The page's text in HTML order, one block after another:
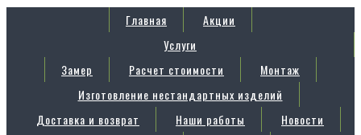
Главная
Акции
Услуги
Замер
Расчет стоимости
Монтаж
Изготовление нестандартных изделий
Доставка и возврат
Наши работы
Новости